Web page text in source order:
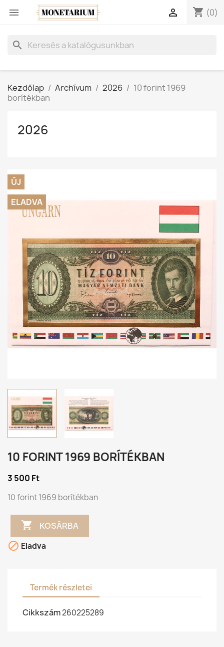
 shopping_cart (0)

search
Kezdőlap Archívum 2026
10 forint 1969
borítékban
2026
ÚJ
ELADVA
10 FORINT 1969 BORÍTÉKBAN
3 500 Ft
10 forint 1969 borítékban
 KOSÁRBA
 Eladva
Termék részletei
Cikkszám260225289